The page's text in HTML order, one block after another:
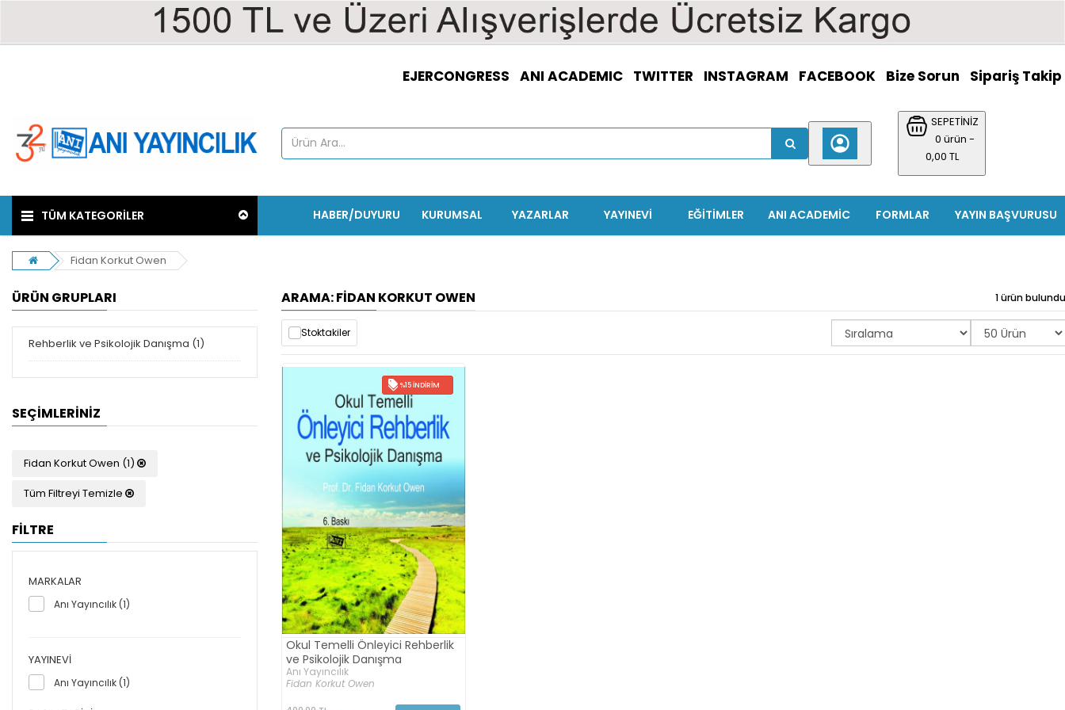
EJERCONGRESS ANI ACADEMIC TWITTER INSTAGRAM FACEBOOK Bize Sorun Sipariş Takip
SEPETİNİZ
0 ürün -
0,00 TL
TÜM KATEGORİLER YAYIN BAŞVURUSU
FORMLAR
ANI ACADEMIC
EĞITIMLER
YAYINEVİ
YAZARLAR
KURUMSAL
HABER/DUYURU
Fidan Korkut Owen
ÜRÜN GRUPLARI
Rehberlik ve Psikolojik Danışma (1)
SEÇIMLERINIZ
Fidan Korkut Owen (1)
Tüm Filtreyi Temizle
FİLTRE
MARKALAR
Anı Yayıncılık (1)
YAYINEVI
Anı Yayıncılık (1)
ARAMA: FIDAN KORKUT OWEN 1 ürün bulundu
Stoktakiler
%15 İNDIRIM
Okul Temelli Önleyici Rehberlik
ve Psikolojik Danışma
Anı Yayıncılık
Fidan Korkut Owen